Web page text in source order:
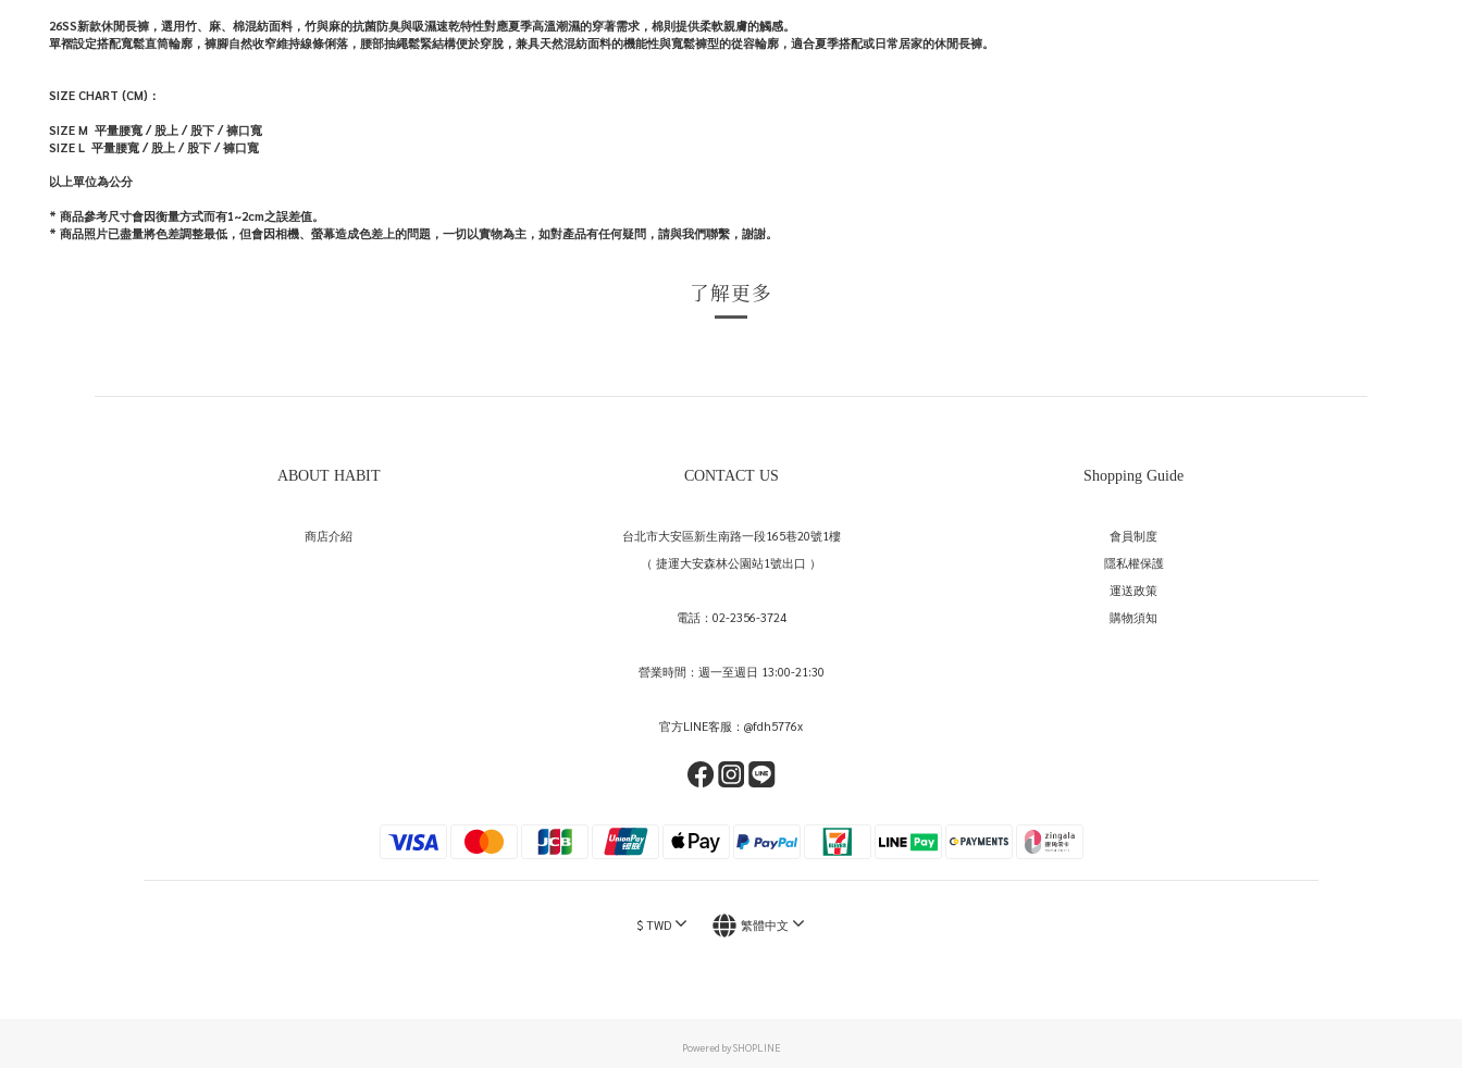
26SS新款休閒長褲，選用竹、麻、棉混紡面料，竹與麻的抗菌防臭與吸濕速乾特性對應夏季高溫潮濕的穿著需求，棉則提供柔軟親膚的觸感。
單褶設定搭配寬鬆直筒輪廓，褲腳自然收窄維持線條俐落，腰部抽繩鬆緊結構便於穿脫，兼具天然混紡面料的機能性與寬鬆褲型的從容輪廓，適合夏季搭配或日常居家的休閒長褲。
SIZE CHART (CM)：
SIZE M 平量腰寬 / 股上 / 股下 / 褲口寬
SIZE L 平量腰寬 / 股上 / 股下 / 褲口寬
以上單位為公分
* 商品參考尺寸會因衡量方式而有1~2cm之誤差值。
* 商品照片已盡量將色差調整最低，但會因相機、螢幕造成色差上的問題，一切以實物為主，如對產品有任何疑問，請與我們聯繫，謝謝。
了解更多
ABOUT HABIT
商店介紹
CONTACT US
台北市大安區新生南路一段165巷20號1樓
（ 捷運大安森林公園站1號出口 ）
電話：02-2356-3724
營業時間：週一至週日 13:00-21:30
官方LINE客服：@fdh5776x
Shopping Guide
會員制度
隱私權保護
運送政策
購物須知
$ TWD 繁體中文
Powered by SHOPLINE